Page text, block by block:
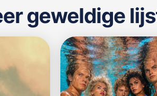
geweldige